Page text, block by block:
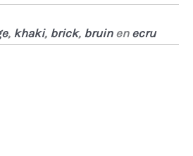
, khaki, brick, bruinen ecru